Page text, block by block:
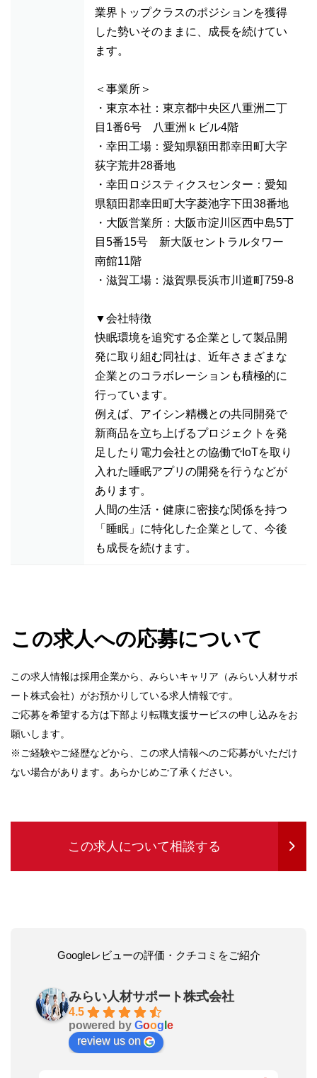
業界トップクラスのポジションを獲得
した勢いそのままに、成長を続けてい
ます。
＜事業所＞
・東京本社：東京都中央区八重洲二丁
目1番6号 八重洲ｋビル4階
・幸田工場：愛知県額田郡幸田町大字
荻字荒井28番地
・幸田ロジスティクスセンター：愛知
県額田郡幸田町大字菱池字下田38番地
・大阪営業所：大阪市淀川区西中島5丁
目5番15号 新大阪セントラルタワー
南館11階
・滋賀工場：滋賀県長浜市川道町759-8
▼会社特徴
快眠環境を追究する企業として製品開
発に取り組む同社は、近年さまざまな
企業とのコラボレーションも積極的に
行っています。
例えば、アイシン精機との共同開発で
新商品を立ち上げるプロジェクトを発
足したり電力会社との協働でIoTを取り
入れた睡眠アプリの開発を行うなどが
あります。
人間の生活・健康に密接な関係を持つ
「睡眠」に特化した企業として、今後
も成長を続けます。
この求人への応募について
この求人情報は採用企業から、みらいキャリア（みらい人材サポ
ート株式会社）がお預かりしている求人情報です。
ご応募を希望する方は下部より転職支援サービスの申し込みをお
願いします。
※ご経験やご経歴などから、この求人情報へのご応募がいただけ
ない場合があります。あらかじめご了承ください。
この求人について相談する
Googleレビューの評価・クチコミをご紹介
みらい人材サポート株式会社
4.5
powered by Goog e
review us on